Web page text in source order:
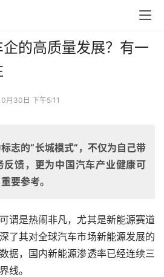
的高质量发展？有一
月30日 下午5:11
志的“长城模式”，不仅为自己带
反馈，更为中国汽车产业健康可
要参考。
谓是热闹非凡，尤其是新能源赛道
了其对全球汽车市场新能源发展的
据，国内新能源渗透率已经连续三
线。